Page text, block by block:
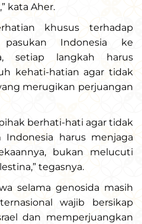
kata Aher.
khusus terhadap
Indonesia ke
setiap langkah harus
kehati-hatian agar tidak
merugikan perjuangan
berhati-hati agar tidak
Indonesia harus menjaga
bukan melucuti
tegasnya.
selama genosida masih
wajib bersikap
dan memperjuangkan